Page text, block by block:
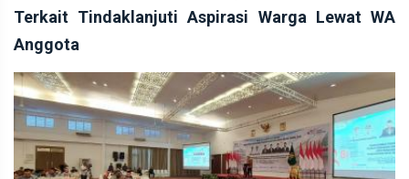
Terkait Tindaklanjuti Aspirasi Warga Lewat WA
Anggota